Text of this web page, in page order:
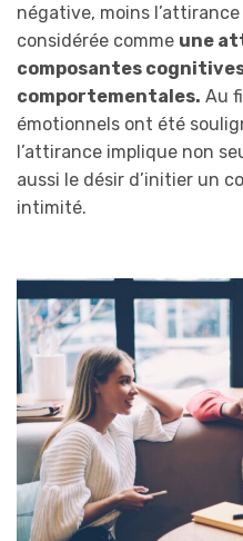
négative, moins
considérée comme une
composantes
comportementales. Au
émotionnels ont été
l’attirance implique non
aussi le désir d’initier un
intimité.